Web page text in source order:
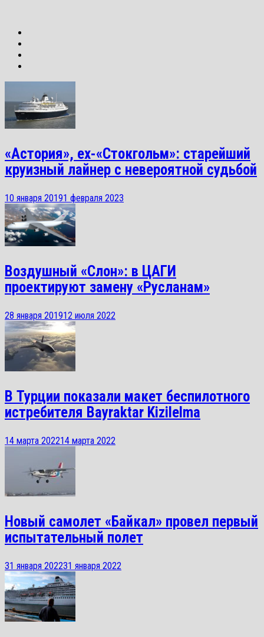
«Астория», ex-«Стокгольм»: старейший
круизный лайнер с невероятной судьбой
10 января 20191 февраля 2023
Воздушный «Слон»: в ЦАГИ
проектируют замену «Русланам»
28 января 201912 июля 2022
В Турции показали макет беспилотного
истребителя Bayraktar Kizilelma
14 марта 202214 марта 2022
Новый самолет «Байкал» провел первый
испытательный полет
31 января 202231 января 2022